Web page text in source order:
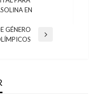
EN
GÉNERO